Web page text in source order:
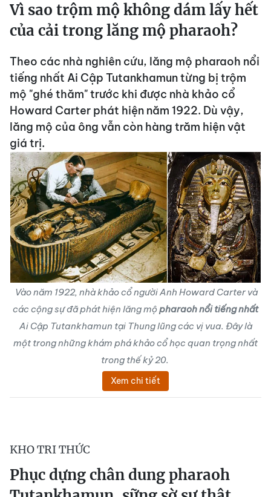
Vì sao trộm mộ không dám lấy hết
của cải trong lăng mộ pharaoh?
Theo các nhà nghiên cứu, lăng mộ pharaoh nổi
tiếng nhất Ai Cập Tutankhamun từng bị trộm
mộ "ghé thăm" trước khi được nhà khảo cổ
Howard Carter phát hiện năm 1922. Dù vậy,
lăng mộ của ông vẫn còn hàng trăm hiện vật
giá trị.
Vào năm 1922, nhà khảo cổ người Anh Howard Carter và
các cộng sự đã phát hiện lăng mộpharaoh nổi tiếng nhất
Ai Cập Tutankhamun tại Thung lũng các vị vua. Đây là
một trong những khám phá khảo cổ học quan trọng nhất
trong thế kỷ 20.
Xem chi tiết
KHO TRI THỨC
Phục dựng chân dung pharaoh